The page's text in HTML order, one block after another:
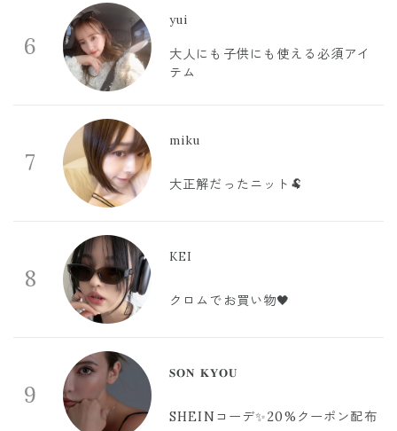
6
yui
大人にも子供にも使える必須アイ
テム
7
miku
大正解だったニット🐏
8
KEI
クロムでお買い物🖤
9
𝐒𝐎𝐍 𝐊𝐘𝐎𝐔
SHEINコーデ✨20%クーポン配布